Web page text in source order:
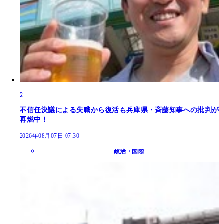
2
不信任決議による失職から復活も兵庫県・斉藤知事への批判が
再燃中！
2026年08月07日 07:30
政治・国際